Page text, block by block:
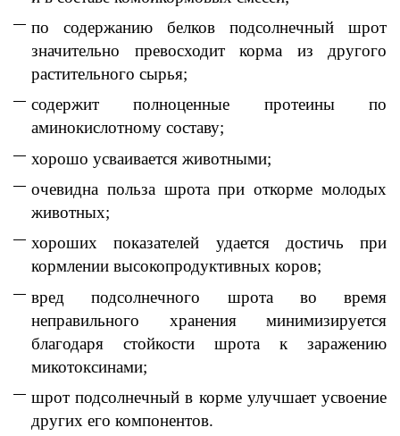
по содержанию белков подсолнечный шрот
значительно превосходит корма из другого
растительного сырья;
содержит полноценные протеины по
аминокислотному составу;
хорошо усваивается животными;
очевидна польза шрота при откорме молодых
животных;
хороших показателей удается достичь при
кормлении высокопродуктивных коров;
вред подсолнечного шрота во время
неправильного хранения минимизируется
благодаря стойкости шрота к заражению
микотоксинами;
шрот подсолнечный в корме улучшает усвоение
других его компонентов.